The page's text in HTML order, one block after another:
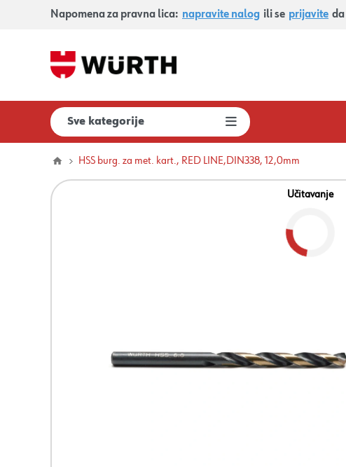
Napomena za pravna lica: napravite nalog ili se prijavite da
Sve kategorije
HSS burg. za met. kart., RED LINE,DIN338, 12,0mm
Učitavanje